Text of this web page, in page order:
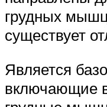
грудных
существует
Является
включающие